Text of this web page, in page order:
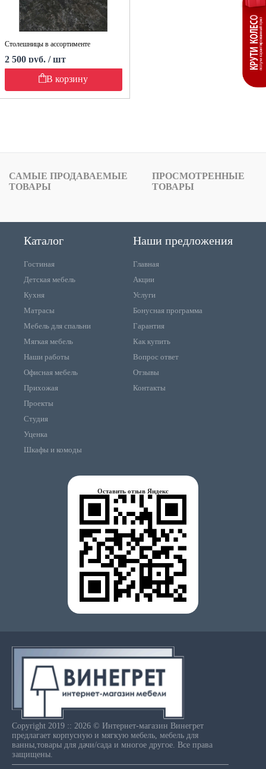
Столешницы в ассортименте
2 500 руб. / шт
В корзину
САМЫЕ ПРОДАВАЕМЫЕ
ТОВАРЫ
ПРОСМОТРЕННЫЕ
ТОВАРЫ
Каталог
Гостиная
Детская мебель
Кухня
Матрасы
Мебель для спальни
Мягкая мебель
Наши работы
Офисная мебель
Прихожая
Проекты
Студия
Уценка
Шкафы и комоды
Наши предложения
Главная
Акции
Услуги
Бонусная программа
Гарантия
Как купить
Вопрос ответ
Отзывы
Контакты
Оставить отзыв Яндекс
Copyright 2019 :: 2026 © Интернет-магазин Винегрет
предлагает корпусную и мягкую мебель, мебель для
ванны,товары для дачи/сада и многое другое. Все права
защищены.